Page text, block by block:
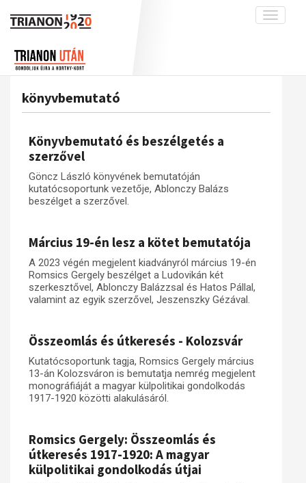
Toggle
interpretációk
A békerendszer megszilárdulása
Adatbázis
Emlékművek (feltöltés alatt)
Visszhang
Kapcsolat
Trianon-kommentár
Dokumentumok
A trianoni szerződés
könyvbemutató
Könyvbemutató és beszélgetés a
szerzővel
Göncz László könyvének bemutatóján
kutatócsoportunk vezetője, Ablonczy Balázs
beszélget a szerzővel.
Március 19-én lesz a kötet bemutatója
A 2023 végén megjelent kiadványról március 19-én
Romsics Gergely beszélget a Ludovikán két
szerkesztővel, Ablonczy Balázzsal és Hatos Pállal,
valamint az egyik szerzővel, Jeszenszky Gézával.
Összeomlás és útkeresés - Kolozsvár
Kutatócsoportunk tagja, Romsics Gergely március
13-án Kolozsváron is bemutatja nemrég megjelent
monográfiáját a magyar külpolitikai gondolkodás
1917-1920 közötti alakulásáról.
Romsics Gergely: Összeomlás és
útkeresés 1917-1920: A magyar
külpolitikai gondolkodás útjai